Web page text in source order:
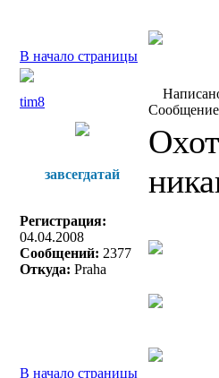
В начало страницы
tim8
Сообщение
завсегдатай
Регистрация:
04.04.2008
Сообщений: 2377
Откуда: Praha
В начало страницы